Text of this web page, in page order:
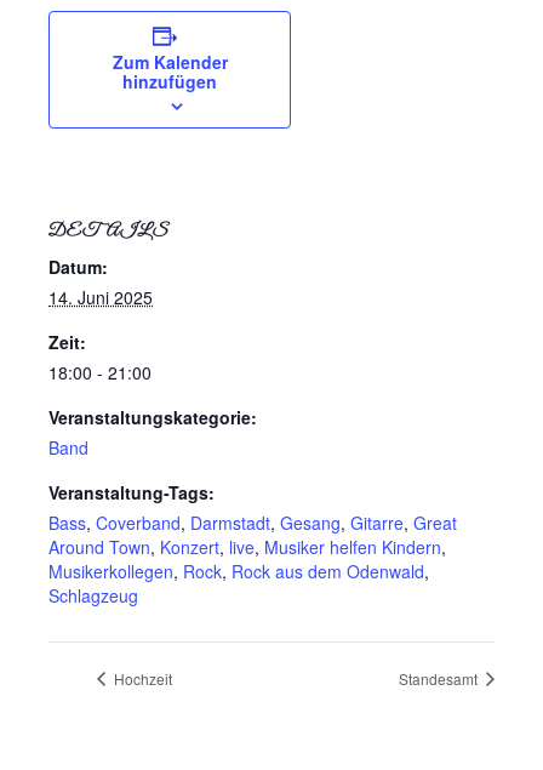
Zum Kalender
hinzufügen
DETAILS
Datum:
14. Juni 2025
Zeit:
18:00 - 21:00
Veranstaltungskategorie:
Band
Veranstaltung-Tags:
Bass, Coverband, Darmstadt, Gesang, Gitarre, Great
Around Town, Konzert, live, Musiker helfen Kindern,
Musikerkollegen, Rock, Rock aus dem Odenwald,
Schlagzeug
Hochzeit Standesamt